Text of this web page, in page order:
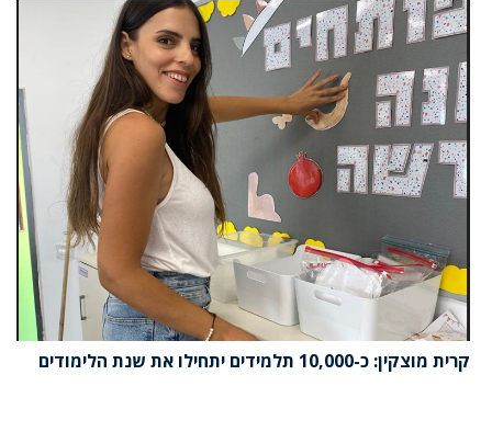
קרית מוצקין: כ-10,000 תלמידים יתחילו את שנת הלימודים